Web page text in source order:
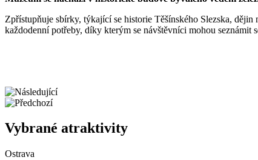
Zpřístupňuje sbírky, týkající se historie Těšínského Slezska,
každodenní potřeby, díky kterým se návštěvníci mohou
Vybrané atraktivity
Ostrava